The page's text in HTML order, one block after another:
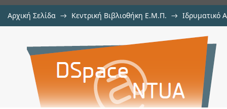
Αρχική Σελίδα → Κεντρική Βιβλιοθήκη Ε.Μ.Π. → Ιδρυματικό
Aerodynamics and coal flame
rotary kilns .1.